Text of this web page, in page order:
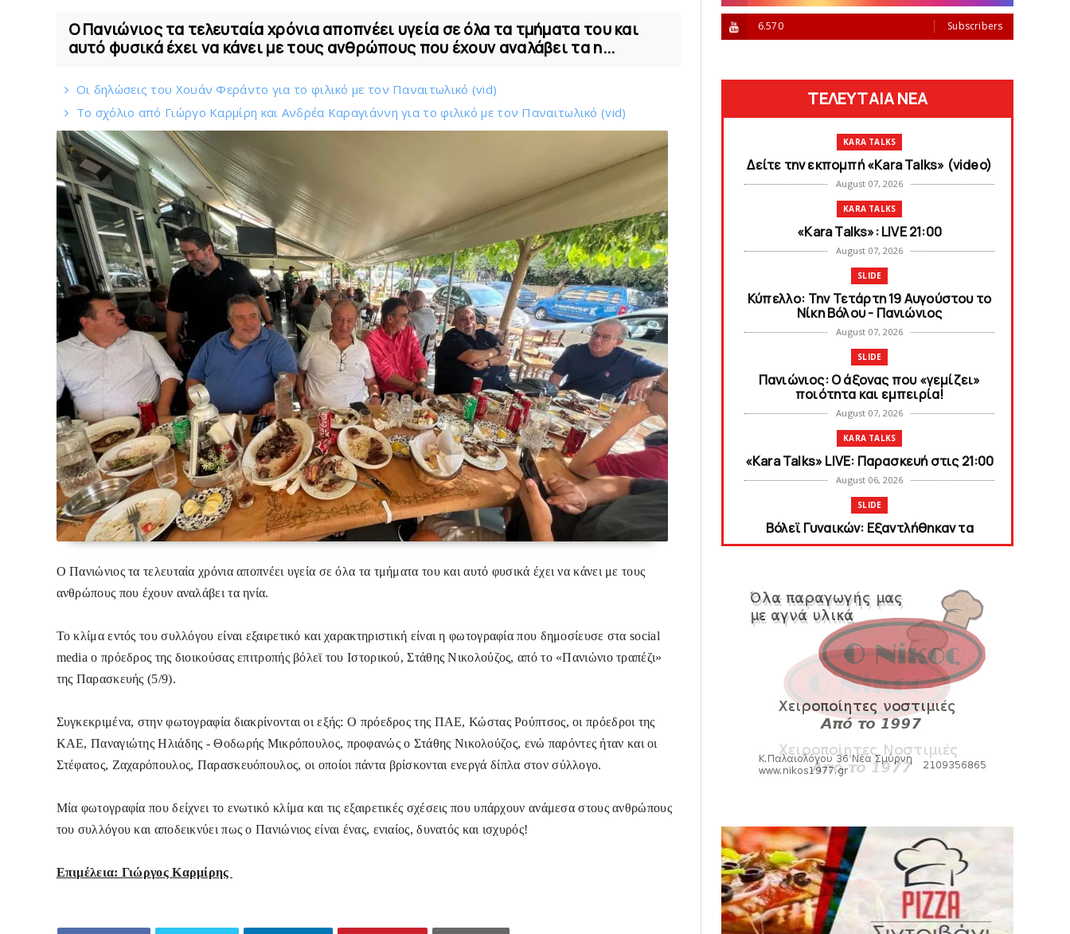
Ο Πανιώνιος τα τελευταία χρόνια αποπνέει υγεία σε όλα τα τμήματα του και
αυτό φυσικά έχει να κάνει με τους ανθρώπους που έχουν αναλάβει τα η...
Οι δηλώσεις του Χουάν Φεράντο για το φιλικό με τoν Παναιτωλικό (vid)
Το σχόλιο από Γιώργο Καρμίρη και Ανδρέα Καραγιάννη για το φιλικό με τoν Παναιτωλικό (vid)
Ο Πανιώνιος τα τελευταία χρόνια αποπνέει υγεία σε όλα τα τμήματα του και αυτό φυσικά έχει να κάνει με τους
ανθρώπους που έχουν αναλάβει τα ηνία.
Το κλίμα εντός του συλλόγου είναι εξαιρετικό και χαρακτηριστική είναι η φωτογραφία που δημοσίευσε στα social
media ο πρόεδρος της διοικούσας επιτροπής βόλεϊ του Ιστορικού, Στάθης Νικολούζος, από το «Πανιώνιο τραπέζι»
της Παρασκευής (5/9).
Συγκεκριμένα, στην φωτογραφία διακρίνονται οι εξής: Ο πρόεδρος της ΠΑΕ, Κώστας Ρούπτσος, οι πρόεδροι της
ΚΑΕ, Παναγιώτης Ηλιάδης - Θοδωρής Μικρόπουλος, προφανώς ο Στάθης Νικολούζος, ενώ παρόντες ήταν και οι
Στέφατος, Ζαχαρόπουλος, Παρασκευόπουλος, οι οποίοι πάντα βρίσκονται ενεργά δίπλα στον σύλλογο.
Μία φωτογραφία που δείχνει το ενωτικό κλίμα και τις εξαιρετικές σχέσεις που υπάρχουν ανάμεσα στους ανθρώπους
του συλλόγου και αποδεικνύει πως ο Πανιώνιος είναι ένας, ενιαίος, δυνατός και ισχυρός!
Επιμέλεια: Γιώργος Καρμίρης
6.570 Subscribers
ΤΕΛΕΥΤΑΙΑ ΝΕΑ
KARA TALKS
Δείτε την εκπομπή «Kara Talks» (video)
August 07, 2026
KARA TALKS
«Kara Talks»: LIVE 21:00
August 07, 2026
SLIDE
Κύπελλο: Την Τετάρτη 19 Αυγούστου το
Νίκη Βόλου - Πανιώνιος
August 07, 2026
SLIDE
Πανιώνιος: O άξονας που «γεμίζει»
ποιότητα και εμπειρία!
August 07, 2026
KARA TALKS
«Kara Talks» LIVE: Παρασκευή στις 21:00
August 06, 2026
SLIDE
Bόλεϊ Γυναικών: Εξαντλήθηκαν τα
διαρκείας για τη Θύρα 2
Στην AEΛ ο Παπαγεωργίου
August 06, 2026
SLIDE
Πανιώνιoς: Tο πρόγραμμα στο
φιλανθρωπικό τουρνουά του Bόλου
August 06, 2026
Πανιώνια Εκπομπή: Eυχαριστούμε και...
συνεχίζουμε!
Θλίψη για τον χαμό του Γιώργου
Mαρσέλλου
August 04, 2026